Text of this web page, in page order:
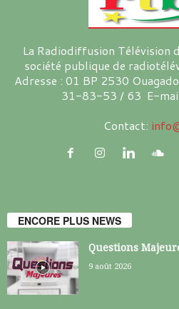
La Radiodiffusion Télévision
société publique de
Adresse : 01 BP 2530
31-83-53 / 63 E-
Contact:
ENCORE PLUS NEWS
Questions
9 août 2026